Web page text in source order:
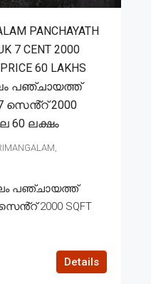
PANCHAYATH
7 CENT 2000
60 LAKHS
പഞ്ചായത്ത്
സെൻ്റ് 2000
60 ലക്ഷം
പഞ്ചായത്ത്
2000 SQFT
Details